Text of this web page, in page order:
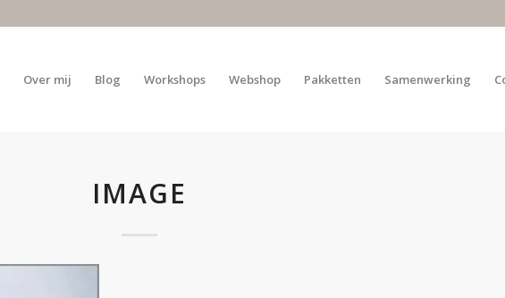
Over mij Blog Workshops Webshop Pakketten Samenwerking
IMAGE